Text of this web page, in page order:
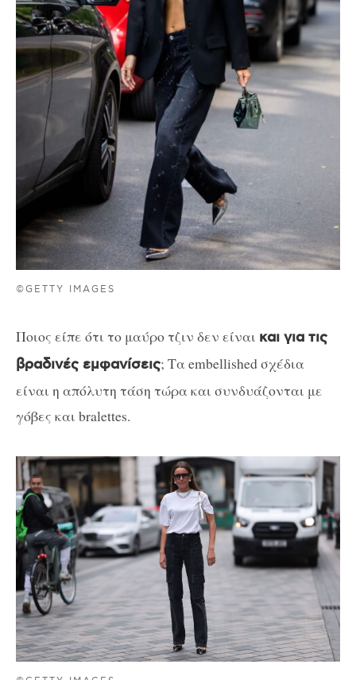
©GETTY IMAGES
Ποιος είπε ότι το μαύρο τζιν δεν είναι και για τις
βραδινές εμφανίσεις; Τα embellished σχέδια
είναι η απόλυτη τάση τώρα και συνδυάζονται με
γόβες και bralettes.